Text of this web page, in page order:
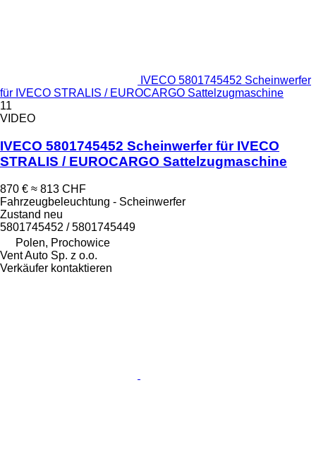
IVECO 5801745452 Scheinwerfer
für IVECO STRALIS / EUROCARGO Sattelzugmaschine
11
VIDEO
IVECO 5801745452 Scheinwerfer für IVECO
STRALIS / EUROCARGO Sattelzugmaschine
870 € ≈ 813 CHF
Fahrzeugbeleuchtung - Scheinwerfer
Zustand neu
5801745452 / 5801745449
Polen, Prochowice
Vent Auto Sp. z o.o.
Verkäufer kontaktieren